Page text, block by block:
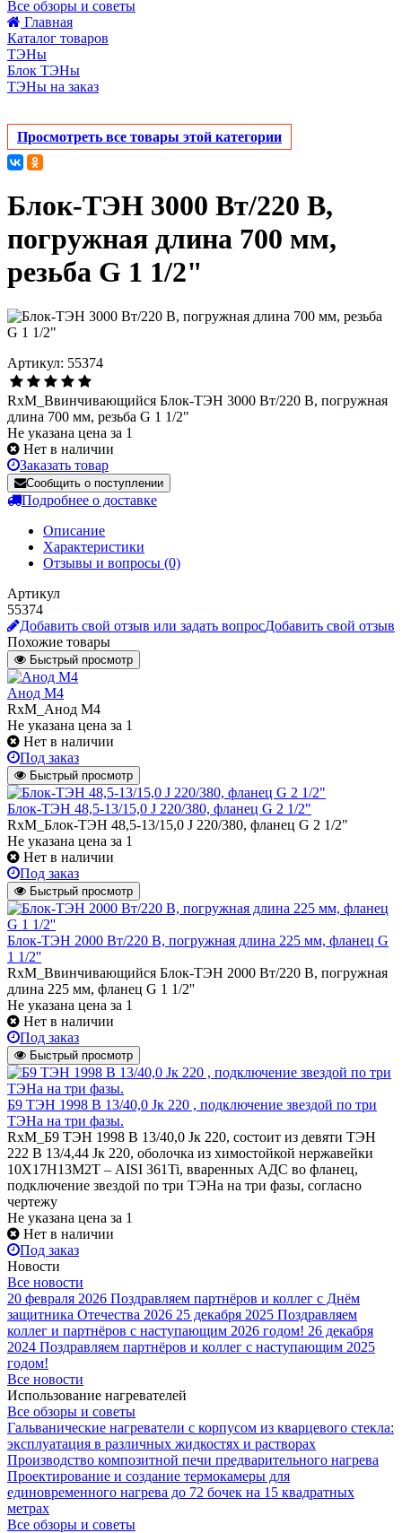
Все обзоры и советы
Главная
Каталог товаров
ТЭНы
Блок ТЭНы
ТЭНы на заказ
Просмотреть все товары этой категории
Блок-ТЭН 3000 Вт/220 В,
погружная длина 700 мм,
резьба G 1 1/2"
Артикул: 55374
RxM_Ввинчивающийся Блок-ТЭН 3000 Вт/220 В, погружная
длина 700 мм, резьба G 1 1/2"
Не указана цена за 1
Нет в наличии
Заказать товар
Сообщить о поступлении
Подробнее о доставке
Описание
Характеристики
Отзывы и вопросы (0)
Артикул
55374
Добавить свой отзыв или задать вопросДобавить свой отзыв
Похожие товары
Быстрый просмотр
Анод M4
RxM_Анод M4
Не указана цена за 1
Нет в наличии
Под заказ
Быстрый просмотр
Блок-ТЭН 48,5-13/15,0 J 220/380, фланец G 2 1/2"
RxM_Блок-ТЭН 48,5-13/15,0 J 220/380, фланец G 2 1/2"
Не указана цена за 1
Нет в наличии
Под заказ
Быстрый просмотр
Блок-ТЭН 2000 Вт/220 В, погружная длина 225 мм, фланец G
1 1/2''
RxM_Ввинчивающийся Блок-ТЭН 2000 Вт/220 В, погружная
длина 225 мм, фланец G 1 1/2''
Не указана цена за 1
Нет в наличии
Под заказ
Быстрый просмотр
Б9 ТЭН 1998 В 13/40,0 Jк 220 , подключение звездой по три
ТЭНа на три фазы.
RxM_Б9 ТЭН 1998 В 13/40,0 Jк 220, состоит из девяти ТЭН
222 В 13/4,44 Jк 220, оболочка из химостойкой нержавейки
10Х17Н13М2Т – AISI 361Ti, вваренных АДС во фланец,
подключение звездой по три ТЭНа на три фазы, согласно
чертежу
Не указана цена за 1
Нет в наличии
Под заказ
Новости
Все новости
20 февраля 2026 Поздравляем партнёров и коллег с Днём
защитника Отечества 2026 25 декабря 2025 Поздравляем
коллег и партнёров с наступающим 2026 годом! 26 декабря
2024 Поздравляем партнёров и коллег с наступающим 2025
годом!
Все новости
Использование нагревателей
Все обзоры и советы
Гальванические нагреватели с корпусом из кварцевого стекла:
эксплуатация в различных жидкостях и растворах
Производство композитной печи предварительного нагрева
Проектирование и создание термокамеры для
единовременного нагрева до 72 бочек на 15 квадратных
метрах
Все обзоры и советы